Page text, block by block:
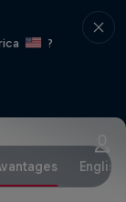
?
English